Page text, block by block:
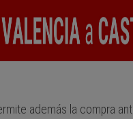
además la compra